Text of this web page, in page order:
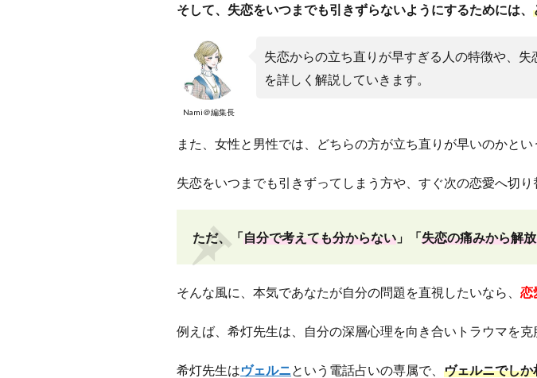
そして、失恋をいつまでも引きずらないようにするためには、
Nami＠編集長
失恋からの立ち直りが早すぎる人の特徴や、
を詳しく解説していきます。
また、女性と男性では、どちらの方が立ち直りが早いのかと
失恋をいつまでも引きずってしまう方や、すぐ次の恋愛へ切
ただ、「自分で考えても分からない 」「失恋の痛みから解
そんな風に、本気であなたが自分の問題を直視したいなら、 恋
例えば、希灯先生は、自分の深層心理を向き合いトラウマを克
希灯先生はヴェルニ という電話占いの専属で、 ヴェルニでし